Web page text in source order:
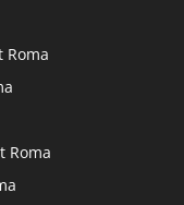
Roma
Roma